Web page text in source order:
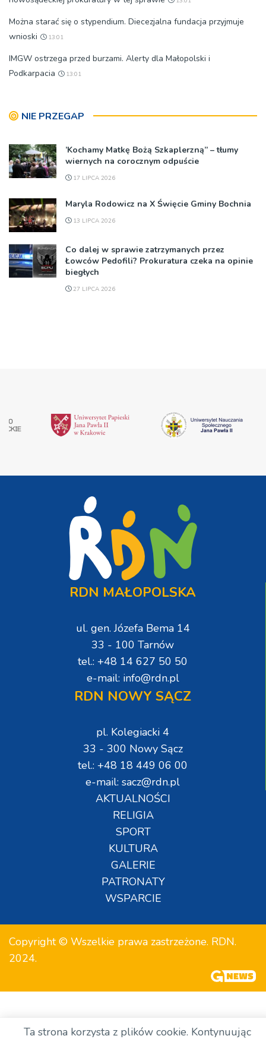
Można starać się o stypendium. Diecezjalna fundacja przyjmuje
wnioski
13:01
IMGW ostrzega przed burzami. Alerty dla Małopolski i
Podkarpacia
13:01
NIE PRZEGAP
’Kochamy Matkę Bożą Szkaplerzną” – tłumy
wiernych na corocznym odpuście
17 LIPCA 2026
Maryla Rodowicz na X Święcie Gminy Bochnia
13 LIPCA 2026
Co dalej w sprawie zatrzymanych przez
Łowców Pedofili? Prokuratura czeka na opinie
biegłych
27 LIPCA 2026
RDN MAŁOPOLSKA
ul. gen. Józefa Bema 14
33 - 100 Tarnów
tel.: +48 14 627 50 50
e-mail: info@rdn.pl
RDN NOWY SĄCZ
pl. Kolegiacki 4
33 - 300 Nowy Sącz
tel.: +48 18 449 06 00
e-mail: sacz@rdn.pl
AKTUALNOŚCI
RELIGIA
SPORT
KULTURA
GALERIE
PATRONATY
WSPARCIE
Copyright © Wszelkie prawa zastrzeżone. RDN.
2024.
Ta strona korzysta z plików cookie. Kontynuując